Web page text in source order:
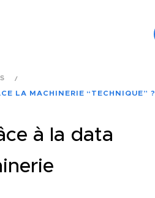
LA MACHINERIE “TECHNIQUE” ?
à la data